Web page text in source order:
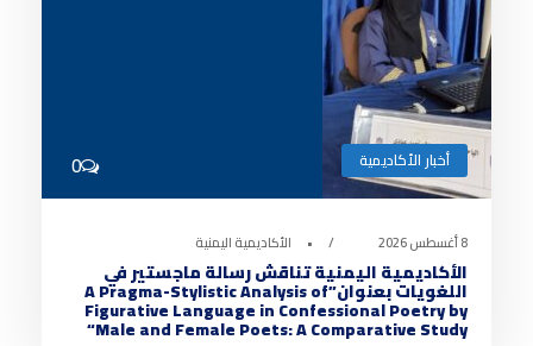
أخبار الأكاديمية 0
8 أغسطس 2026 • الأكاديمية اليمنية
الأكاديمية اليمنية تناقش رسالة ماجستير في
اللغويات بعنوان”A Pragma-Stylistic Analysis of
Figurative Language in Confessional Poetry by
Male and Female Poets: A Comparative Study“